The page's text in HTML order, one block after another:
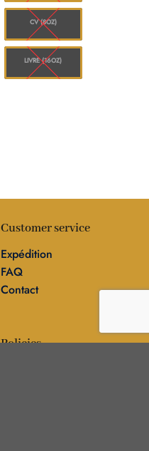
CV (8OZ)
LIVRE (16OZ)
Customer service
Expédition
FAQ
Contact
Policies